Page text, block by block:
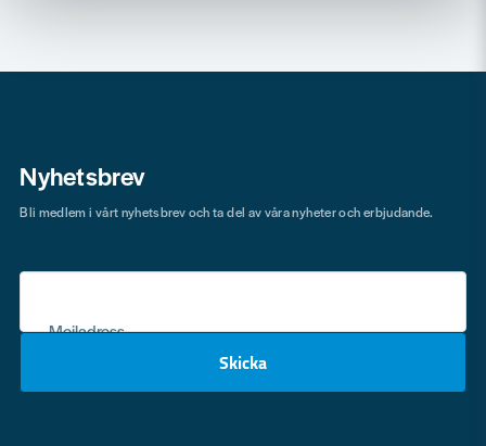
Nyhetsbrev
Mejladress
Skicka
Bli medlem i vårt nyhetsbrev och ta del av våra nyheter och erbjudande.